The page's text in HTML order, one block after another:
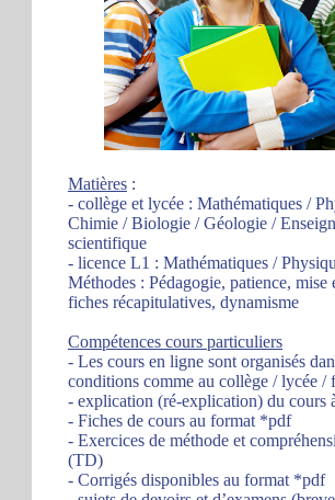
Matières :
- collège et lycée : Mathématiques /
Chimie / Biologie / Géologie /
scientifique
- licence L1 : Mathématiques /
Méthodes : Pédagogie, patience, mise
fiches récapitulatives, dynamisme
Compétences cours particuliers
- Les cours en ligne sont organisés
conditions comme au collège / lycée /
- explication (ré-explication) du cours
- Fiches de cours au format *pdf
- Exercices de méthode et
(TD)
- Corrigés disponibles au format *pdf